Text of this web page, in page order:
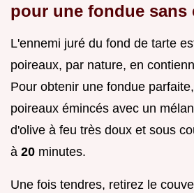
pour une fondue sans
L'ennemi juré du fond de tarte
poireaux, par nature, en
Pour obtenir une fondue
poireaux émincés avec un
d'olive à feu très doux et sous
à 20 minutes.
Une fois tendres, retirez le